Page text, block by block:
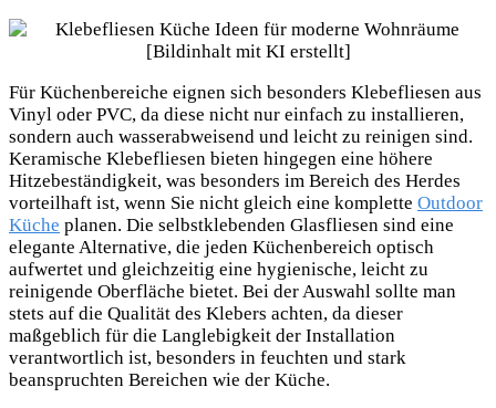
Für Küchenbereiche eignen sich besonders Klebefliesen aus
Vinyl oder PVC, da diese nicht nur einfach zu installieren,
sondern auch wasserabweisend und leicht zu reinigen sind.
Keramische Klebefliesen bieten hingegen eine höhere
Hitzebeständigkeit, was besonders im Bereich des Herdes
vorteilhaft ist, wenn Sie nicht gleich eine komplette Outdoor
Küche planen. Die selbstklebenden Glasfliesen sind eine
elegante Alternative, die jeden Küchenbereich optisch
aufwertet und gleichzeitig eine hygienische, leicht zu
reinigende Oberfläche bietet. Bei der Auswahl sollte man
stets auf die Qualität des Klebers achten, da dieser
maßgeblich für die Langlebigkeit der Installation
verantwortlich ist, besonders in feuchten und stark
beanspruchten Bereichen wie der Küche.